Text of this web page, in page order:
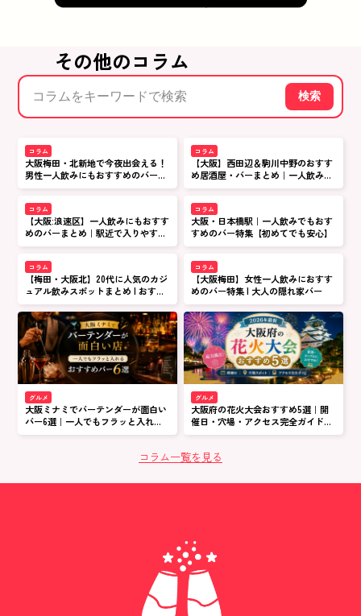
その他のコラム
検索
コラム
大阪梅田・北新地で今夜出会える！
男性一人飲みにもおすすめのバーな
どのお店5選
コラム
【大阪】西田辺＆駒川中野のおすす
め居酒屋・バーまとめ｜一人飲み&
初めてOK
コラム
【大阪:浪速区】一人飲みにもおすす
めのバーまとめ｜駅近で入りやすい
店
コラム
大阪・日本橋駅｜一人飲みでもおす
すめのバー特集【初めてでも安心】
コラム
【梅田・大阪北】20代に人気のカジ
ュアル飲みスポットまとめ | おすす
め居酒屋&バー特集
コラム
【大阪梅田】女性一人飲みにおすす
めのバー特集 | 大人の隠れ家バー
グルメ
大阪ミナミでバーテンダーが面白い
バー6選｜一人でもフラッと入れる
おすすめ店
グルメ
大阪府の花火大会おすすめ5選｜開
催日・穴場・アクセス完全ガイド
【2026年最新】
コラム一覧を見る